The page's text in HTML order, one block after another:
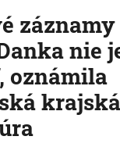
nie
oznámila
krajská